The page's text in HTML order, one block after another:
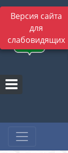
Версия сайта
для
слабовидящих